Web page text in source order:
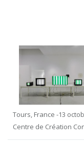
Tours, France -13
Centre de Création